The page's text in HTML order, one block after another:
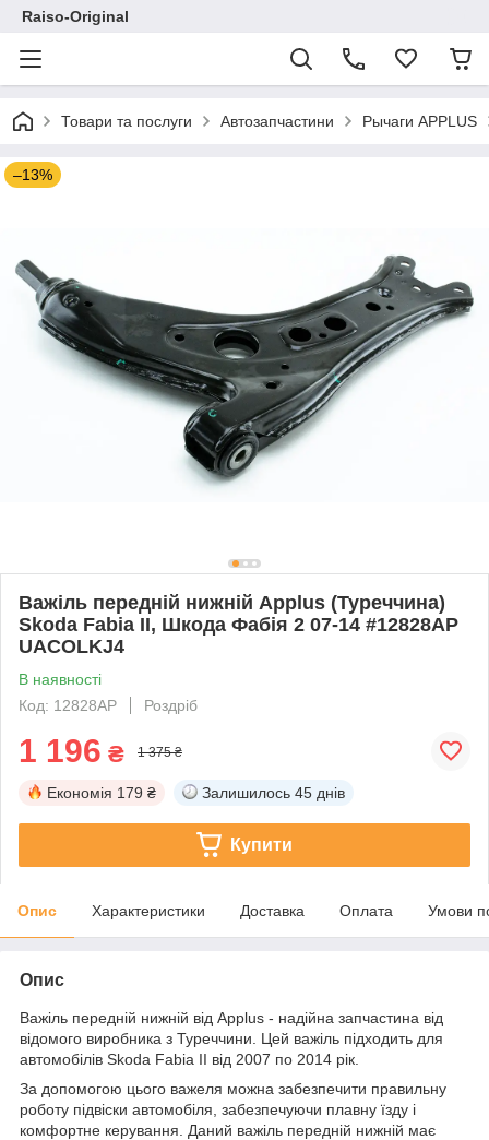
Raiso-Original
Товари та послуги Автозапчастини Рычаги APPLUS
–13%
Важіль передній нижній Applus (Туреччина)
Skoda Fabia II, Шкода Фабія 2 07-14 #12828AP
UACOLKJ4
В наявності
Код: 12828AP
Роздріб
1 196 ₴ 1 375 ₴
Економія 179 ₴ Залишилось 45 днів
Купити
Опис Характеристики Доставка Оплата Умови
Опис
Важіль передній нижній від Applus - надійна запчастина від
відомого виробника з Туреччини. Цей важіль підходить для
автомобілів Skoda Fabia II від 2007 по 2014 рік.
За допомогою цього важеля можна забезпечити правильну
роботу підвіски автомобіля, забезпечуючи плавну їзду і
комфортне керування. Даний важіль передній нижній має